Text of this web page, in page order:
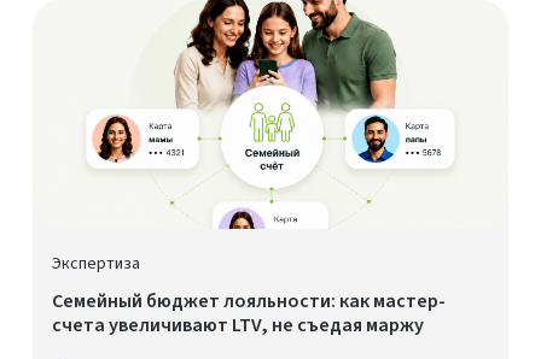
Экспертиза
Семейный бюджет лояльности: как мастер-
счета увеличивают LTV, не съедая маржу